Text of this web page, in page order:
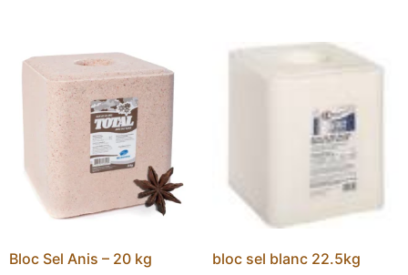
Bloc Sel Anis – 20 kg bloc sel blanc 22.5kg